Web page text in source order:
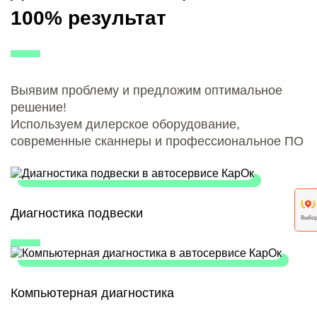
100% результат
Выявим проблему и предложим оптимальное
решение!
Используем дилерское оборудование,
современные сканнеры и профессиональное ПО
Диагностика подвески
Компьютерная диагностика